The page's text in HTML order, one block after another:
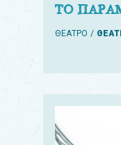
ΤΟ
ΘΕΑΤΡΟ